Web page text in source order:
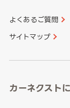
香川県
大分県
よくあるご質問
サイトマップ
カーネクスト